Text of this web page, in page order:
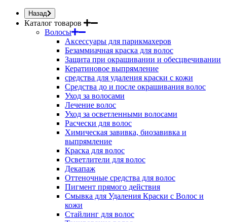
Назад
Каталог товаров
Волосы
Аксессуары для парикмахеров
Безаммиачная краска для волос
Защита при окрашивании и обесцвечивании
Кератиновое выпрямление
средства для удаления краски с кожи
Средства до и после окрашивания волос
Уход за волосами
Лечение волос
Уход за осветленными волосами
Расчески для волос
Химическая завивка, биозавивка и
выпрямление
Краска для волос
Осветлители для волос
Декапаж
Оттеночные средства для волос
Пигмент прямого действия
Смывка для Удаления Краски с Волос и
кожи
Стайлинг для волос